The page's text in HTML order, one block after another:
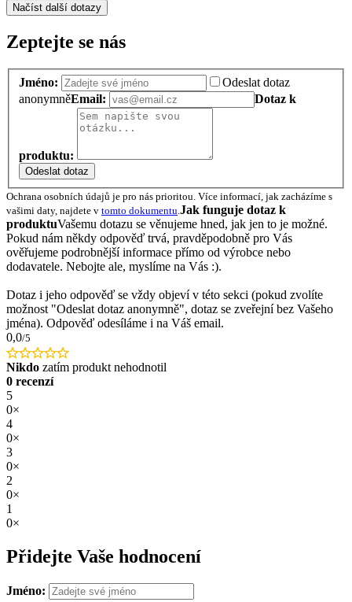
Načíst další dotazy
Zeptejte se nás
Jméno:
Odeslat dotaz
anonymněEmail: Dotaz k
produktu:
Odeslat dotaz
Ochrana osobních údajů je pro nás prioritou. Více informací, jak zacházíme s
vašimi daty, najdete v tomto dokumentu.Jak funguje dotaz k
produktuVašemu dotazu se věnujeme hned, jak jen to je možné.
Pokud nám někdy odpověď trvá, pravděpodobně pro Vás
ověřujeme podrobnější informace přímo od výrobce nebo
dodavatele. Nebojte ale, myslíme na Vás :).
Dotaz i jeho odpověď se vždy objeví v této sekci (pokud zvolíte
možnost "Odeslat dotaz anonymně", dotaz se zveřejní bez Vašeho
jména). Odpověď odesíláme i na Váš email.
0,0/5
Nikdo zatím produkt nehodnotil
0 recenzí
5
0×
4
0×
3
0×
2
0×
1
0×
Přidejte Vaše hodnocení
Jméno: